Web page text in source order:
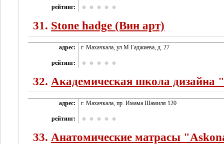
рейтинг:
31. Stone hadge (Вин арт)
адрес: г. Махачкала, ул.М.Гаджиева, д. 27
рейтинг:
32. Академическая школа дизайна
адрес: г. Махачкала, пр. Имама Шамиля 120
рейтинг:
33. Анатомические матрасы